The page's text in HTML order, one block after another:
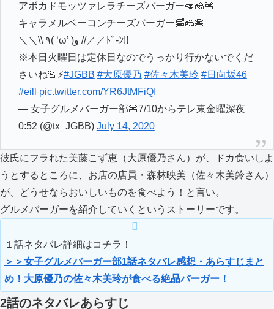
アボカドモッツァレラチーズバーガー🥑🧀🍔
キャラメルベーコンチーズバーガー🥓🧀🍔
＼＼\\ ٩( ‘ω’ )و //／／ﾄﾞ-ﾝ!!
※本日火曜日は定休日なのでうっかり行かないでくだ
さいね🚨⚡#JGBB #大原優乃 #佐々木美玲 #日向坂46
#eill
pic.twitter.com/YR6JtMFiQI
— 女子グルメバーガー部🍔7/10からテレ東金曜深夜
0:52 (@tx_JGBB) July 14, 2020
彼氏にフラれた美藤こず恵（大原優乃さん）が、ドカ食いしよ
うとするところに、お店の店員・森林映美（佐々木美鈴さん）
が、どうせならおいしいものを食べよう！と言い。
グルメバーガーを紹介していくというストーリーです。
１話ネタバレ詳細はコチラ！
＞＞女子グルメバーガー部1話ネタバレ感想・あらすじまと
め！大原優乃の佐々木美玲が食べる絶品バーガー！
2話のネタバレあらすじ